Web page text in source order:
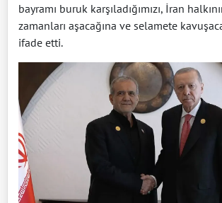
bayramı buruk karşıladığımızı, İran
zamanları aşacağına ve selamete
ifade etti.